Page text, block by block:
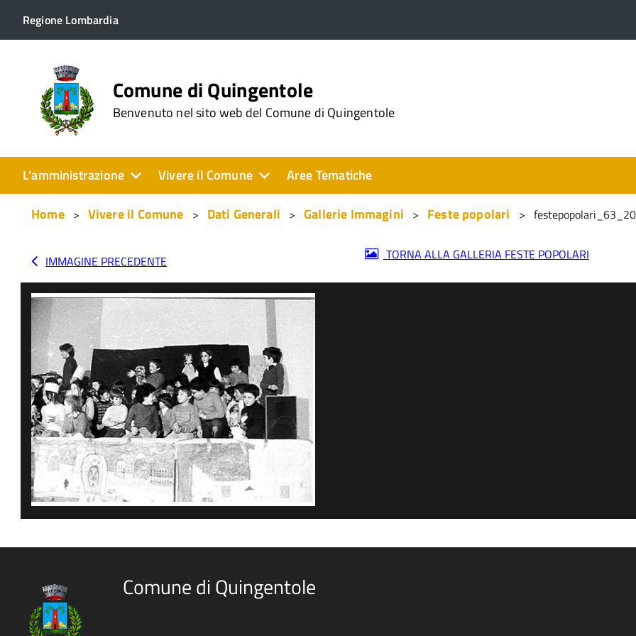
Regione Lombardia
Comune di Quingentole
Benvenuto nel sito web del Comune di Quingentole
L'amministrazione Vivere il Comune Aree Tematiche
Home Vivere il Comune Dati Generali Gallerie Immagini Feste popolari
IMMAGINE PRECEDENTE TORNA ALLA GALLERIA FESTE POPOLARI
Comune di Quingentole